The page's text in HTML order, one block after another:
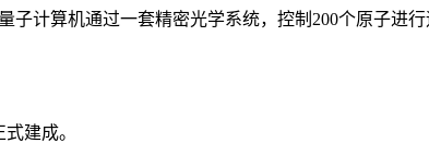
算机通过一套精密光学系统，控制200个原子进行
建成。